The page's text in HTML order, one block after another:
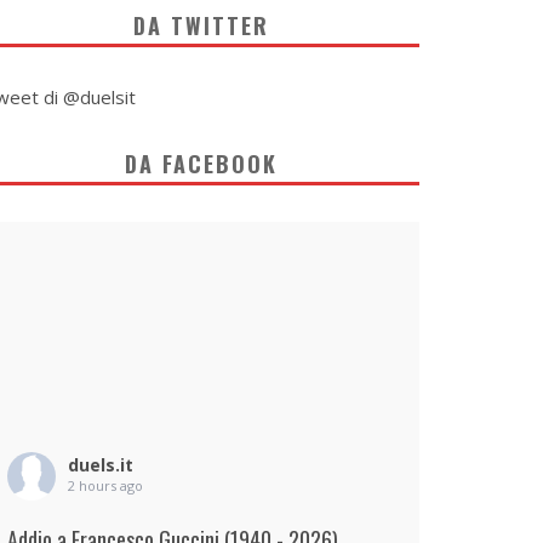
DA TWITTER
di @duelsit
DA FACEBOOK
duels.it
2 hours ago